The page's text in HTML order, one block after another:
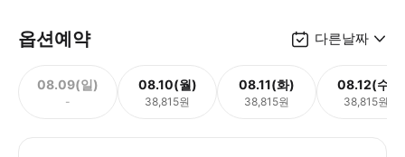
옵션예약 다른날짜
08.09(일)
-
08.10(월)
38,815원
08.11(화)
38,815원
08.12(수)
38,815원